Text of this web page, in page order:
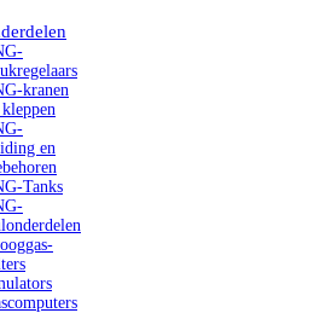
kranen
en
Tanks